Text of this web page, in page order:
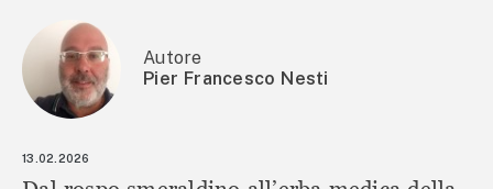
Autore
Pier Francesco Nesti
13.02.2026